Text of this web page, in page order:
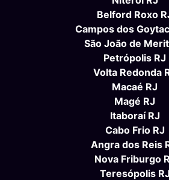
Belford Roxo
Campos dos
São João de
Petrópolis RJ
Volta Redonda
Macaé RJ
Magé RJ
Itaboraí RJ
Cabo Frio RJ
Angra dos Reis
Nova Friburgo
Teresópolis RJ